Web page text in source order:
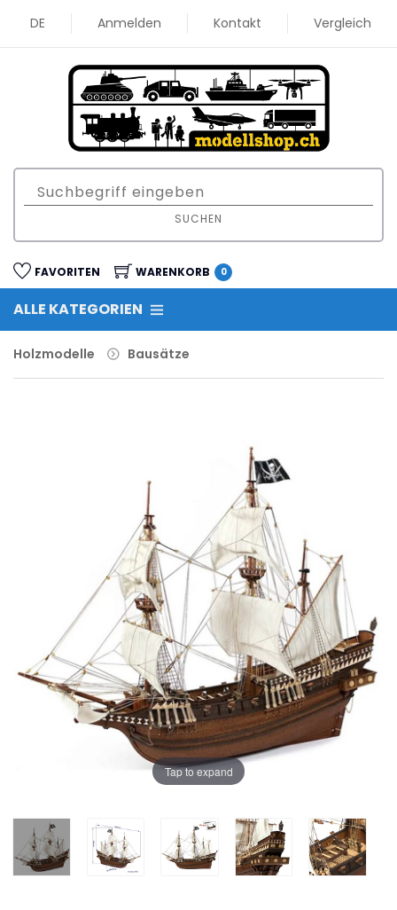
DE Anmelden Kontakt Vergleich
SUCHEN
FAVORITEN WARENKORB 0
ALLE KATEGORIEN
Holzmodelle Bausätze
Tap to expand